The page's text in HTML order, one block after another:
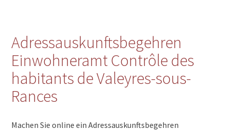
Adressauskunftsbegehren
Einwohneramt Contrôle des
habitants de Valeyres-sous-
Rances
Machen Sie online ein Adressauskunftsbegehren